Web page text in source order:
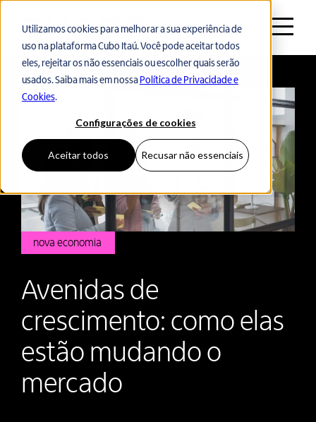
Utilizamos cookies para melhorar a sua experiência de
uso na plataforma Cubo Itaú. Você pode aceitar todos
eles, rejeitar os não essenciais ou escolher quais serão
usados. Saiba mais em nossa Política de Privacidade e
Cookies.
Configurações de cookies
Aceitar todos Recusar não essenciais
Voltar ao início
nova economia
Avenidas de
crescimento: como elas
estão mudando o
mercado